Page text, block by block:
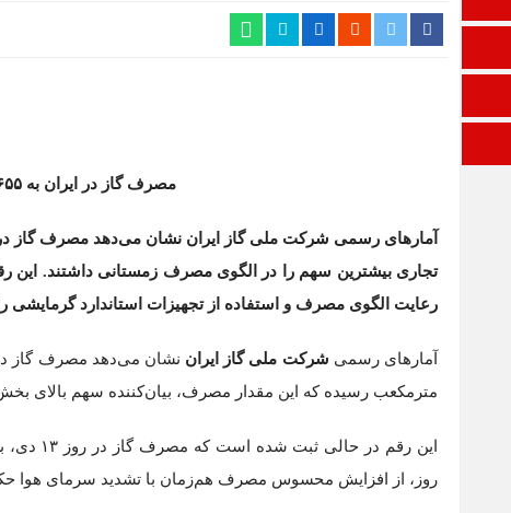
مصرف گاز در ایران به ۶۵۵ میلیون مترمکعب رسید
تجاری بیشترین سهم را در الگوی مصرف زمستانی داشتند. این
رعایت الگوی مصرف و استفاده از تجهیزات استاندارد گرمایشی
آمارهای رسمی شرکت ملی گاز ایران
مترمکعب رسیده که این مقدار مصرف، بیان‌کننده سهم بالای
روز، از افزایش محسوس مصرف هم‌زمان با تشدید سرمای هوا